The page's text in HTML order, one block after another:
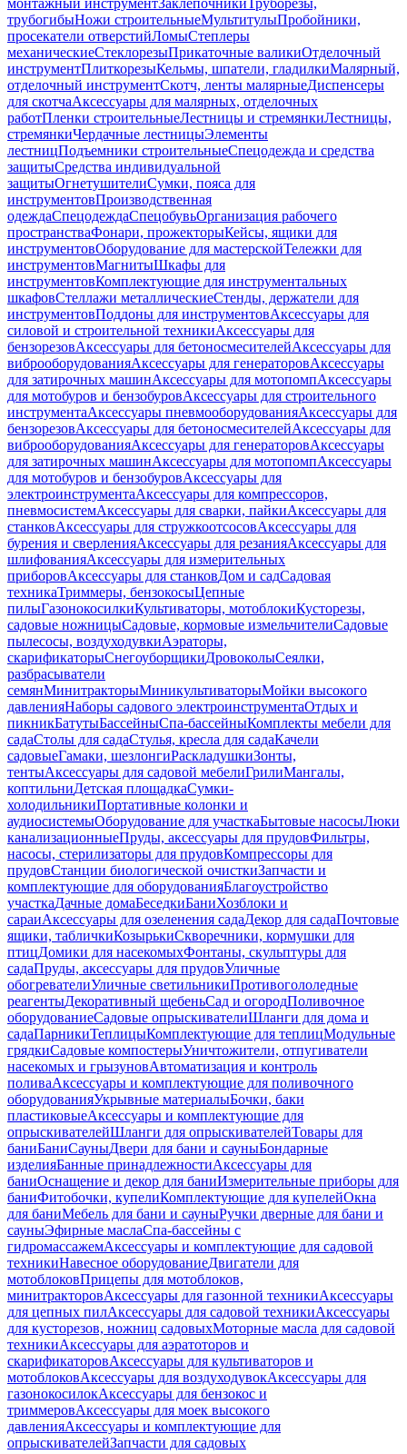
монтажный инструментЗаклепочникиТруборезы,
трубогибыНожи строительныеМультитулыПробойники,
просекатели отверстийЛомыСтеплеры
механическиеСтеклорезыПрикаточные валикиОтделочный
инструментПлиткорезыКельмы, шпатели, гладилкиМалярный,
отделочный инструментСкотч, ленты малярныеДиспенсеры
для скотчаАксессуары для малярных, отделочных
работПленки строительныеЛестницы и стремянкиЛестницы,
стремянкиЧердачные лестницыЭлементы
лестницПодъемники строительныеСпецодежда и средства
защитыСредства индивидуальной
защитыОгнетушителиСумки, пояса для
инструментовПроизводственная
одеждаСпецодеждаСпецобувьОрганизация рабочего
пространстваФонари, прожекторыКейсы, ящики для
инструментовОборудование для мастерскойТележки для
инструментовМагнитыШкафы для
инструментовКомплектующие для инструментальных
шкафовСтеллажи металлическиеСтенды, держатели для
инструментовПоддоны для инструментовАксессуары для
силовой и строительной техникиАксессуары для
бензорезовАксессуары для бетоносмесителейАксессуары для
виброоборудованияАксессуары для генераторовАксессуары
для затирочных машинАксессуары для мотопомпАксессуары
для мотобуров и бензобуровАксессуары для строительного
инструментаАксессуары пневмооборудованияАксессуары для
бензорезовАксессуары для бетоносмесителейАксессуары для
виброоборудованияАксессуары для генераторовАксессуары
для затирочных машинАксессуары для мотопомпАксессуары
для мотобуров и бензобуровАксессуары для
электроинструментаАксессуары для компрессоров,
пневмосистемАксессуары для сварки, пайкиАксессуары для
станковАксессуары для стружкоотсосовАксессуары для
бурения и сверленияАксессуары для резанияАксессуары для
шлифованияАксессуары для измерительных
приборовАксессуары для станковДом и садСадовая
техникаТриммеры, бензокосыЦепные
пилыГазонокосилкиКультиваторы, мотоблокиКусторезы,
садовые ножницыСадовые, кормовые измельчителиСадовые
пылесосы, воздуходувкиАэраторы,
скарификаторыСнегоуборщикиДровоколыСеялки,
разбрасыватели
семянМинитракторыМиникультиваторыМойки высокого
давленияНаборы садового электроинструментаОтдых и
пикникБатутыБассейныСпа-бассейныКомплекты мебели для
садаСтолы для садаСтулья, кресла для садаКачели
садовыеГамаки, шезлонгиРаскладушкиЗонты,
тентыАксессуары для садовой мебелиГрилиМангалы,
коптильниДетская площадкаСумки-
холодильникиПортативные колонки и
аудиосистемыОборудование для участкаБытовые насосыЛюки
канализационныеПруды, аксессуары для прудовФильтры,
насосы, стерилизаторы для прудовКомпрессоры для
прудовСтанции биологической очисткиЗапчасти и
комплектующие для оборудованияБлагоустройство
участкаДачные домаБеседкиБаниХозблоки и
сараиАксессуары для озеленения садаДекор для садаПочтовые
ящики, табличкиКозырькиСкворечники, кормушки для
птицДомики для насекомыхФонтаны, скульптуры для
садаПруды, аксессуары для прудовУличные
обогревателиУличные светильникиПротивогололедные
реагентыДекоративный щебеньСад и огородПоливочное
оборудованиеСадовые опрыскивателиШланги для дома и
садаПарникиТеплицыКомплектующие для теплицМодульные
грядкиСадовые компостерыУничтожители, отпугиватели
насекомых и грызуновАвтоматизация и контроль
поливаАксессуары и комплектующие для поливочного
оборудованияУкрывные материалыБочки, баки
пластиковыеАксессуары и комплектующие для
опрыскивателейШланги для опрыскивателейТовары для
баниБаниСауныДвери для бани и сауныБондарные
изделияБанные принадлежностиАксессуары для
баниОснащение и декор для баниИзмерительные приборы для
баниФитобочки, купелиКомплектующие для купелейОкна
для баниМебель для бани и сауныРучки дверные для бани и
сауныЭфирные маслаСпа-бассейны с
гидромассажемАксессуары и комплектующие для садовой
техникиНавесное оборудованиеДвигатели для
мотоблоковПрицепы для мотоблоков,
минитракторовАксессуары для газонной техникиАксессуары
для цепных пилАксессуары для садовой техникиАксессуары
для кусторезов, ножниц садовыхМоторные масла для садовой
техникиАксессуары для аэратоторов и
скарификаторовАксессуары для культиваторов и
мотоблоковАксессуары для воздуходувокАксессуары для
газонокосилокАксессуары для бензокос и
триммеровАксессуары для моек высокого
давленияАксессуары и комплектующие для
опрыскивателейЗапчасти для садовых